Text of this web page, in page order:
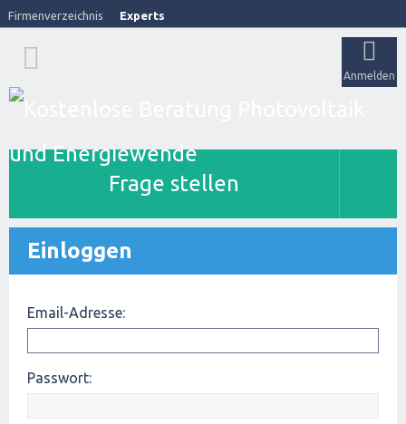
Firmenverzeichnis Experts
Anmelden
Frage stellen
Einloggen
Email-Adresse:
Passwort: